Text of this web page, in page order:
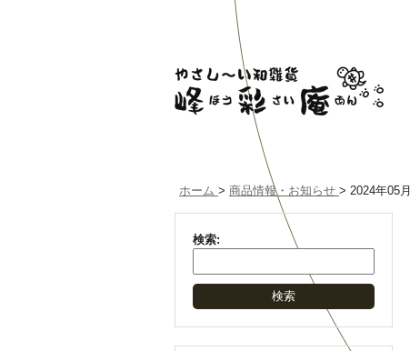
ホーム > 商品情報・お知らせ > 2024年05月
検索: